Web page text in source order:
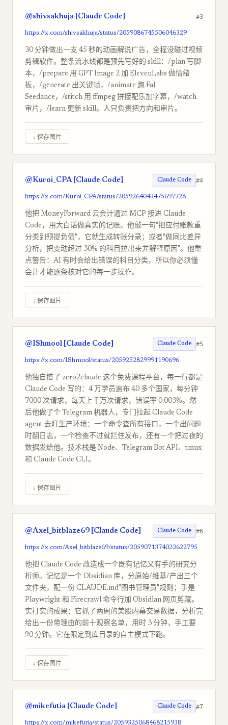
@shivsakhuja [Claude Code] #3
https://x.com/shivsakhuja/status/2059086745506046329
30 分钟做出一支 45 秒的动画解说广告，全程没碰过视频
剪辑软件。整条流水线都是预先写好的 skill：/plan 写脚
本，/prepare 用 GPT Image 2 加 ElevenLabs 做情绪
板，/generate 出关键帧，/animate 跑 Fal
Seedance，/stitch 用 ffmpeg 拼接配乐加字幕，/watch
审片，/learn 更新 skill。人只负责把方向和审片。
↓ 保存图片
@Kuroi_CPA [Claude Code] Claude Code #4
https://x.com/Kuroi_CPA/status/2059264043475697728
他把 MoneyForward 云会计通过 MCP 接进 Claude
Code，用大白话做真实的记账。他敲一句"把应付账款重
分类到预提负债"，它就生成转账分录；或者"做同比差异
分析，把变动超过 30% 的科目拉出来并解释原因"。他重
点警告：AI 有时会给出错误的科目分类，所以你必须懂
会计才能逐条核对它的每一步操作。
↓ 保存图片
@IShmool [Claude Code] Claude Code #5
https://x.com/IShmool/status/2059252829991190696
他独自搭了 zero2claude 这个免费课程平台，每一行都是
Claude Code 写的：4 万学员遍布 40 多个国家，每分钟
7000 次请求，每天上千万次请求，错误率 0.003%。然
后他做了个 Telegram 机器人，专门拉起 Claude Code
agent 去盯生产环境：一个命令查所有接口，一个出问题
时翻日志，一个检查不过就拦住发布，还有一个把过夜的
数据发给他。技术栈是 Node、Telegram Bot API、tmux
和 Claude Code CLI。
↓ 保存图片
@Axel_bitblaze69 [Claude Code] Claude Code #6
https://x.com/Axel_bitblaze69/status/2059071374023622795
他把 Claude Code 改造成一个既有记忆又有手的研究分
析师。记忆是一个 Obsidian 库，分原始/维基/产出三个
文件夹，配一份 CLAUDE.md"图书管理员"规则；手是
Playwright 和 Firecrawl 命令行加 Obsidian 网页剪藏。
实打实的成果：它抓了两周的美股内幕交易数据，分析完
给出一份带理由的前十观察名单，用时 3 分钟，手工要
90 分钟。它在限定到库目录的自主模式下跑。
↓ 保存图片
@mikefutia [Claude Code] Claude Code #7
https://x.com/mikefutia/status/2059325068468215938